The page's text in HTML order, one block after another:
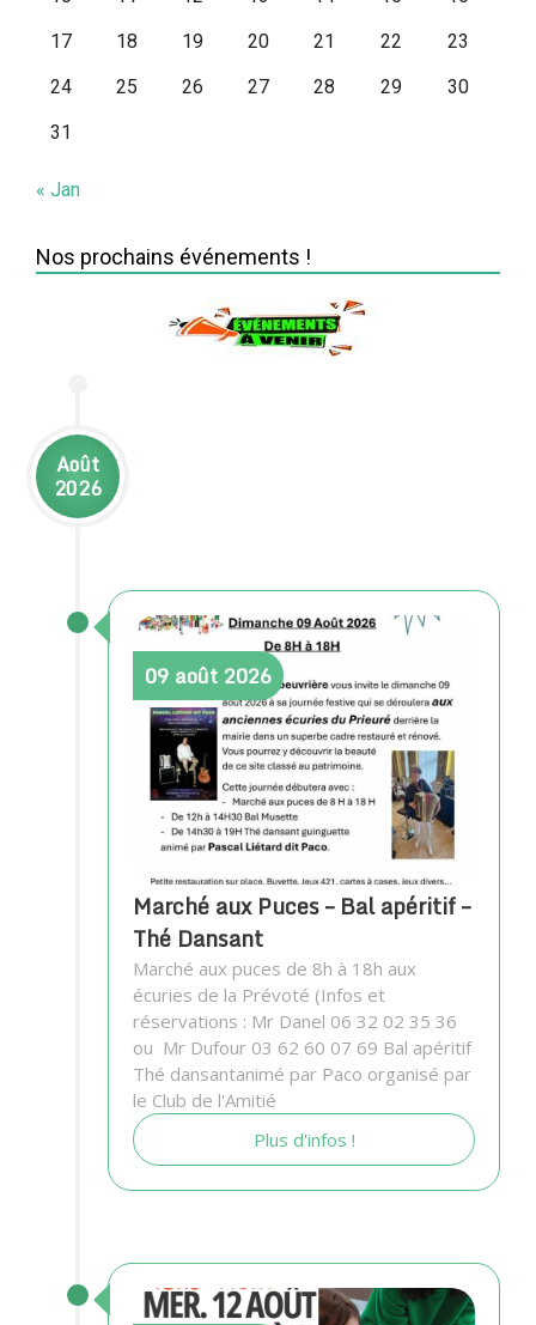
17
18 19 20 21 22
23
24
25 26 27 28 29
30
31
« Jan
Nos prochains événements !
Août
2026
09 août 2026
Marché aux Puces – Bal apéritif –
Thé Dansant
Marché aux puces de 8h à 18h aux
écuries de la Prévoté (Infos et
réservations : Mr Danel 06 32 02 35 36
ou Mr Dufour 03 62 60 07 69 Bal apéritif
Thé dansantanimé par Paco organisé par
le Club de l'Amitié
Plus d'infos !